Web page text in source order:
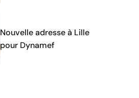
Nouvelle adresse à Lille
pour Dynamef